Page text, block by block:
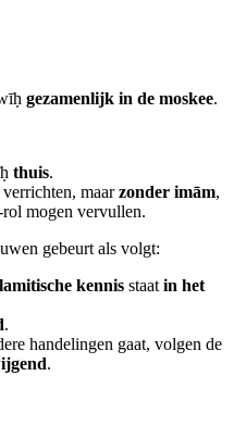
gezamenlijk in de moskee.
thuis.
verrichten, maarzonder imām,
mogen vervullen.
gebeurt als volgt:
kennis staat in het
.
handelingen gaat, volgen de
.